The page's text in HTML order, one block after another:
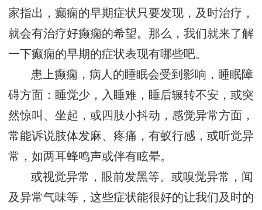
家指出，癫痫的早期症状只要发现，及时治疗，
就会有治疗好癫痫的希望。那么，我们就来了解
一下癫痫的早期的症状表现有哪些吧。
患上癫痫，病人的睡眠会受到影响，睡眠障
碍方面：睡觉少，入睡难，睡后辗转不安，或突
然惊叫、坐起，或四肢小抖动，感觉异常方面，
常能诉说肢体发麻、疼痛，有蚁行感，或听觉异
常，如两耳蜂鸣声或伴有眩晕。
或视觉异常，眼前发黑等。或嗅觉异常，闻
及异常气味等，这些症状能很好的让我们及时的